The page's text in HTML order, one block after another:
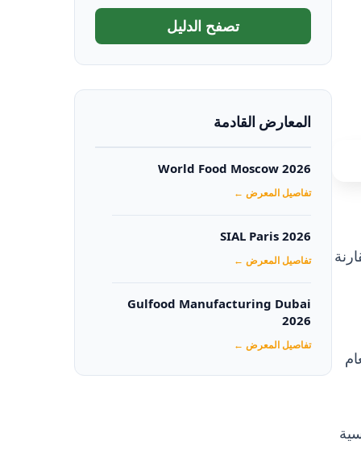
أمريكي، مقارنة
تصفح الدليل
المعارض القادمة
World Food Moscow 2026
تفاصيل المعرض ←
SIAL Paris 2026
تفاصيل المعرض ←
Gulfood Manufacturing Dubai
2026‏
تفاصيل المعرض ←